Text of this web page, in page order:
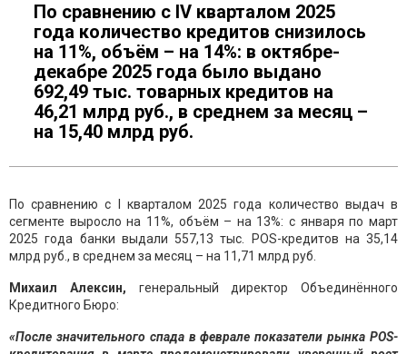
По сравнению с IV кварталом 2025
года количество кредитов снизилось
на 11%, объём – на 14%: в октябре-
декабре 2025 года было выдано
692,49 тыс. товарных кредитов на
46,21 млрд руб., в среднем за месяц –
на 15,40 млрд руб.
По сравнению с I кварталом 2025 года количество выдач в
сегменте выросло на 11%, объём – на 13%: с января по март
2025 года банки выдали 557,13 тыс. POS-кредитов на 35,14
млрд руб., в среднем за месяц – на 11,71 млрд руб.
Михаил Алексин,
генеральный директор Объединённого
Кредитного Бюро:
«После значительного спада в феврале показатели рынка POS-